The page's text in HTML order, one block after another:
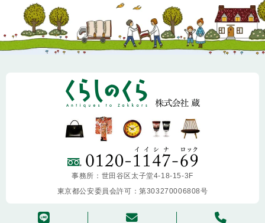
事務所：世田谷区太子堂4-18-15-3F
東京都公安委員会許可：第303270006808号
2013-2026 KURASHINOKURA. All Rights Reserved.